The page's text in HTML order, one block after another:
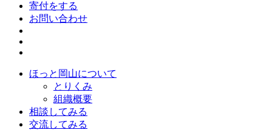
寄付をする
お問い合わせ
ほっと岡山について
とりくみ
組織概要
相談してみる
交流してみる